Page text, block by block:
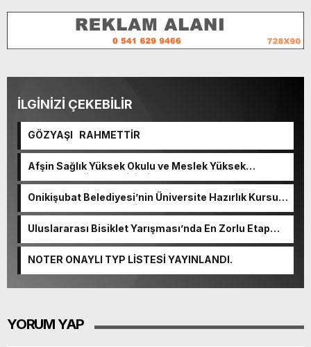
İLGİNİZİ ÇEKEBİLİR
GÖZYAŞI RAHMETTİR
Afşin Sağlık Yüksek Okulu ve Meslek Yüksek
Okulunda görev değişimi!
Onikişubat Belediyesi’nin Üniversite Hazırlık Kursu
başvurularında son gün 7 Ağustos.
Uluslararası Bisiklet Yarışması’nda En Zorlu Etap
NOTER ONAYLI TYP LİSTESİ YAYINLANDI.
YORUM YAP